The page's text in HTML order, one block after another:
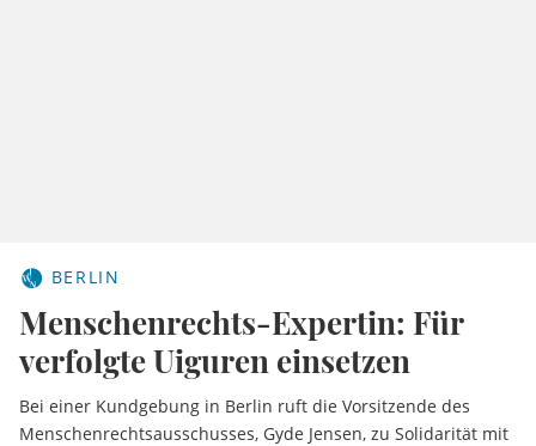
BERLIN
Menschenrechts-Expertin: Für
verfolgte Uiguren einsetzen
Bei einer Kundgebung in Berlin ruft die Vorsitzende des
Menschenrechtsausschusses, Gyde Jensen, zu Solidarität mit